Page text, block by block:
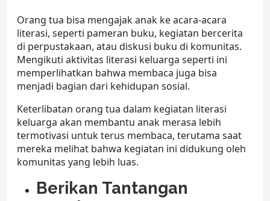
Orang tua bisa mengajak anak ke acara-acara
literasi, seperti pameran buku, kegiatan bercerita
di perpustakaan, atau diskusi buku di komunitas.
Mengikuti aktivitas literasi keluarga seperti ini
memperlihatkan bahwa membaca juga bisa
menjadi bagian dari kehidupan sosial.
Keterlibatan orang tua dalam kegiatan literasi
keluarga akan membantu anak merasa lebih
termotivasi untuk terus membaca, terutama saat
mereka melihat bahwa kegiatan ini didukung oleh
komunitas yang lebih luas.
Berikan Tantangan